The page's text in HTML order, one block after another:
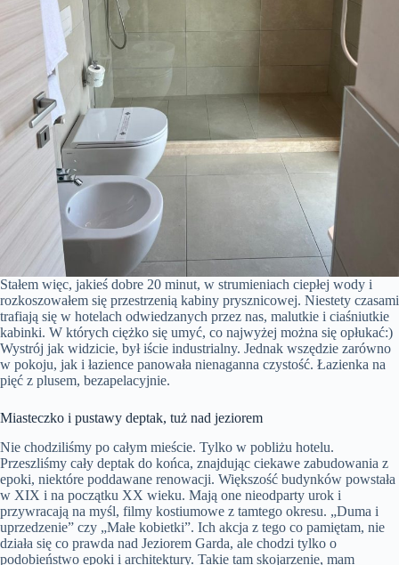
Stałem więc, jakieś dobre 20 minut, w strumieniach ciepłej wody i
rozkoszowałem się przestrzenią kabiny prysznicowej. Niestety czasami
trafiają się w hotelach odwiedzanych przez nas, malutkie i ciaśniutkie
kabinki. W których ciężko się umyć, co najwyżej można się opłukać:)
Wystrój jak widzicie, był iście industrialny. Jednak wszędzie zarówno
w pokoju, jak i łazience panowała nienaganna czystość. Łazienka na
pięć z plusem, bezapelacyjnie.
Miasteczko i pustawy deptak, tuż nad jeziorem
Nie chodziliśmy po całym mieście. Tylko w pobliżu hotelu.
Przeszliśmy cały deptak do końca, znajdując ciekawe zabudowania z
epoki, niektóre poddawane renowacji. Większość budynków powstała
w XIX i na początku XX wieku. Mają one nieodparty urok i
przywracają na myśl, filmy kostiumowe z tamtego okresu. „Duma i
uprzedzenie” czy „Małe kobietki”. Ich akcja z tego co pamiętam, nie
działa się co prawda nad Jeziorem Garda, ale chodzi tylko o
podobieństwo epoki i architektury. Takie tam skojarzenie, mam